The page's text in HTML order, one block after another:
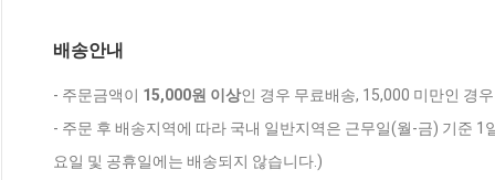
배송안내
- 주문금액이 15,000원 이상인 경우 무료배송, 15,000 미만인 경
- 주문 후 배송지역에 따라 국내 일반지역은 근무일(월-금) 기준
요일 및 공휴일에는 배송되지 않습니다.)